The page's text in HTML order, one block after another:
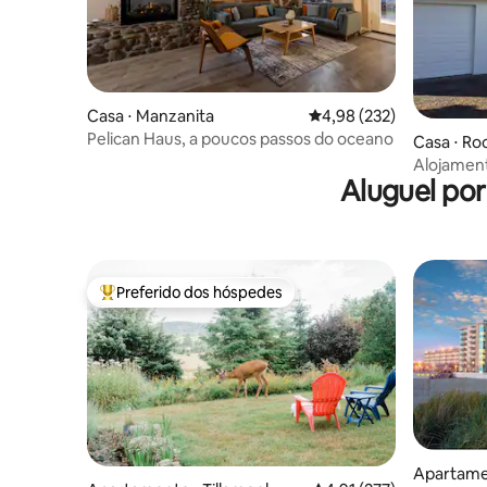
Casa ⋅ Manzanita 4,98 de uma avaliação
4,98 (232)
Pelican Haus, a poucos passos do oceano
Casa ⋅
Aluguel
Entre os melhores preferidos dos hóspedes
Preferido dos hóspedes